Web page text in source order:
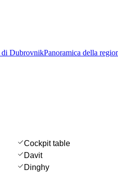
di DubrovnikPanoramica della
Cockpit table
Davit
Dinghy